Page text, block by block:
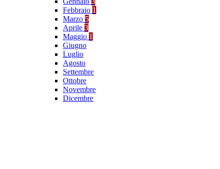
Febbraio 1
Marzo 5
Aprile 3
Maggio 1
Giugno
Luglio
Agosto
Settembre
Ottobre
Novembre
Dicembre